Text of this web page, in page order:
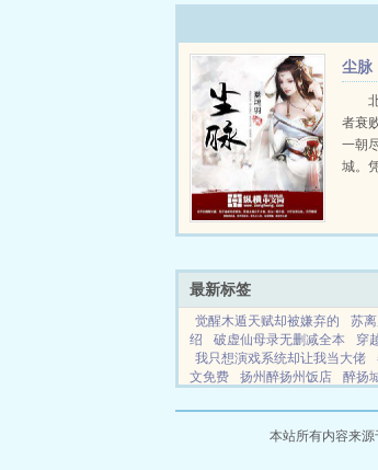
尘脉
者衰
一朝
城。
最新标签
觉醒木遁天赋却被嫌弃的 苏
绍
破虚仙母录无删减全本 穿
我只想演戏系统却让我当大佬
文免费
扬州醉扬州饭店 醉扬
的男人不能捡txt百度最新章节更
黑社会里新记
网站地图
本站所有内容来源